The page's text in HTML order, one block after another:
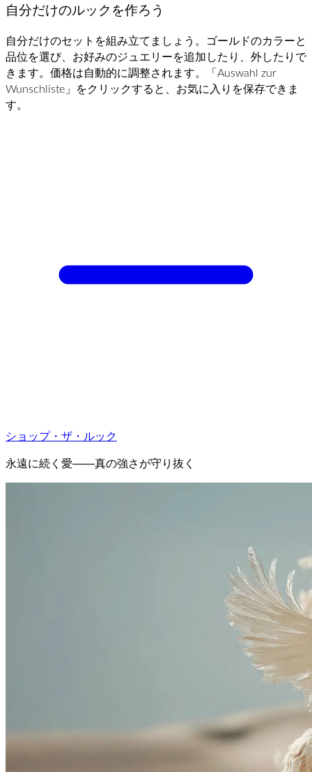
自分だけのルックを作ろう
自分だけのセットを組み立てましょう。ゴールドのカラーと
品位を選び、お好みのジュエリーを追加したり、外したりで
きます。価格は自動的に調整されます。「Auswahl zur
Wunschliste」をクリックすると、お気に入りを保存できま
す。
ショップ・ザ・ルック
永遠に続く愛――真の強さが守り抜く